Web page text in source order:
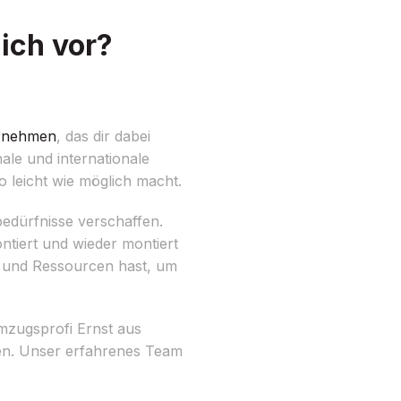
vor?
, das dir dabei
und internationale
leicht wie möglich macht.
verschaffen.
und wieder montiert
Ressourcen hast, um
Ernst aus
Unser erfahrenes Team